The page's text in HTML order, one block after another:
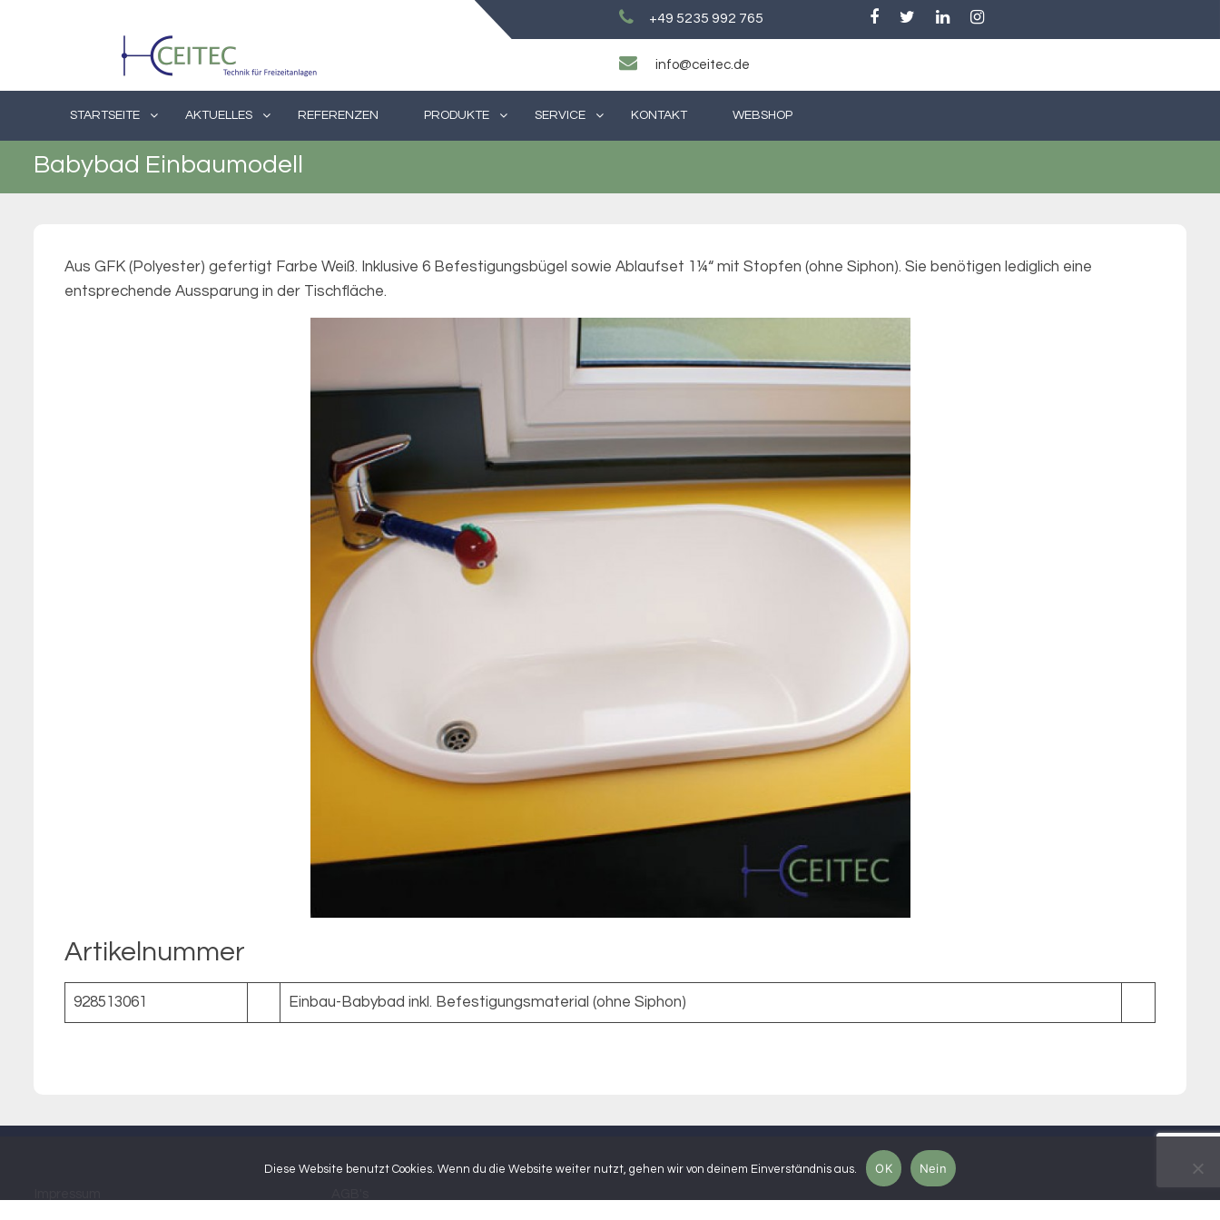
+49 5235 992 765
info@ceitec.de
STARTSEITE AKTUELLES REFERENZEN PRODUKTE SERVICE KONTAKT WEBSHOP
Babybad Einbaumodell
Aus GFK (Polyester) gefertigt Farbe Weiß. Inklusive 6 Befestigungsbügel sowie Ablaufset 1¼“ mit Stopfen (ohne Siphon). Sie benötigen lediglich eine
entsprechende Aussparung in der Tischfläche.
Artikelnummer
928513061 Einbau-Babybad inkl. Befestigungsmaterial (ohne Siphon)
Diese Website benutzt Cookies. Wenn du die Website weiter nutzt, gehen wir von deinem Einverständnis aus. OK Nein